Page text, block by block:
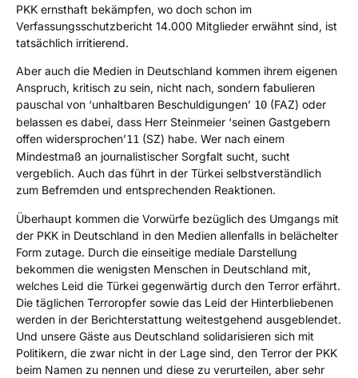
PKK ernsthaft bekämpfen, wo doch schon im
Verfassungsschutzbericht 14.000 Mitglieder erwähnt sind, ist
tatsächlich irritierend.
Aber auch die Medien in Deutschland kommen ihrem eigenen
Anspruch, kritisch zu sein, nicht nach, sondern fabulieren
pauschal von ‘unhaltbaren Beschuldigungen’ 10 (FAZ) oder
belassen es dabei, dass Herr Steinmeier ‘seinen Gastgebern
offen widersprochen’11 (SZ) habe. Wer nach einem
Mindestmaß an journalistischer Sorgfalt sucht, sucht
vergeblich. Auch das führt in der Türkei selbstverständlich
zum Befremden und entsprechenden Reaktionen.
Überhaupt kommen die Vorwürfe bezüglich des Umgangs mit
der PKK in Deutschland in den Medien allenfalls in belächelter
Form zutage. Durch die einseitige mediale Darstellung
bekommen die wenigsten Menschen in Deutschland mit,
welches Leid die Türkei gegenwärtig durch den Terror erfährt.
Die täglichen Terroropfer sowie das Leid der Hinterbliebenen
werden in der Berichterstattung weitestgehend ausgeblendet.
Und unsere Gäste aus Deutschland solidarisieren sich mit
Politikern, die zwar nicht in der Lage sind, den Terror der PKK
beim Namen zu nennen und diese zu verurteilen, aber sehr